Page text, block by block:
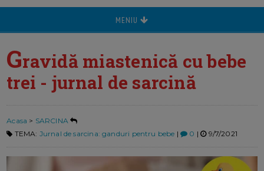
MENIU
Gravidă miastenică cu bebe
trei - jurnal de sarcină
Acasa > SARCINA
TEMA: Jurnal de sarcina: ganduri pentru bebe | 0 | 9/7/2021